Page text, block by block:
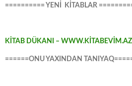
========== YENİ KİTABLAR
KİTAB DÜKANI – WWW.KİTABEVİM.AZ
======ONU YAXINDAN